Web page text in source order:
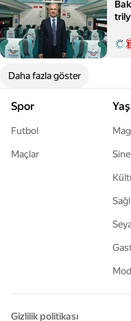
Daha fazla göster
Spor
Futbol
Maçlar
Gizlilik politikası